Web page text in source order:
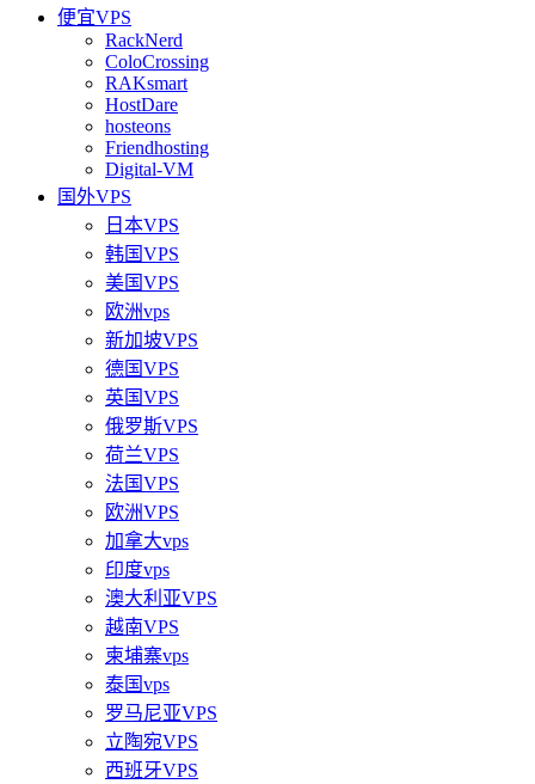
便宜VPS
RackNerd
ColoCrossing
RAKsmart
HostDare
hosteons
Friendhosting
Digital-VM
国外VPS
日本VPS
韩国VPS
美国VPS
欧洲vps
新加坡VPS
德国VPS
英国VPS
俄罗斯VPS
荷兰VPS
法国VPS
欧洲VPS
加拿大vps
印度vps
澳大利亚VPS
越南VPS
柬埔寨vps
泰国vps
罗马尼亚VPS
立陶宛VPS
西班牙VPS